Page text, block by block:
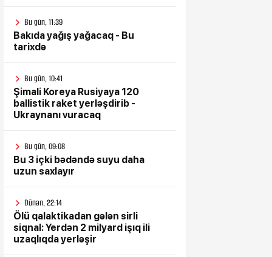
Bu gün, 11:39
Bakıda yağış yağacaq - Bu
tarixdə
Bu gün, 10:41
Şimali Koreya Rusiyaya 120
ballistik raket yerləşdirib -
Ukraynanı vuracaq
Bu gün, 09:08
Bu 3 içki bədəndə suyu daha
uzun saxlayır
Dünən, 22:14
Ölü qalaktikadan gələn sirli
siqnal: Yerdən 2 milyard işıq ili
uzaqlıqda yerləşir